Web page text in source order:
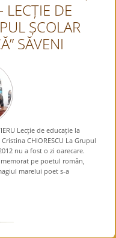
LECȚIE DE
ȘCOLAR
SĂVENI
Lecție de educație la
CHIORESCU La Grupul
nu a fost o zi oarecare.
pe poetul român,
marelui poet s-a